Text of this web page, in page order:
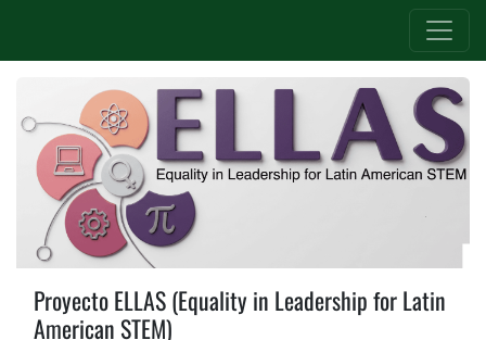
Proyecto ELLAS (Equality in Leadership for Latin
American STEM)